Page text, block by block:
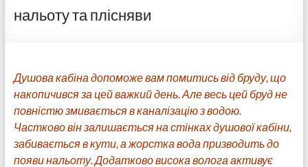
нальоту та плісняви
Душова кабіна допоможе вам помитись від бруду, що
накопичився за цей важкий день. Але весь цей бруд не
повністю змивається в каналізацію з водою.
Частково він залишається на стінках душової кабіни,
забивається в кути, а жорстка вода призводить до
появи нальоту. Додатково висока волога активує